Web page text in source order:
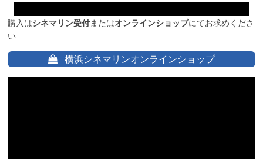
購入はシネマリン受付またはオンラインショップにてお求めくださ
い
横浜シネマリンオンラインショップ